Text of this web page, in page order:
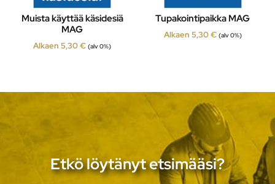
Muista käyttää käsidesiä
MAG
Alkaen5,30€ (alv 0%)
Tupakointipaikka MAG
Alkaen 5,30€ (alv 0%)
Etkö löytänyt etsimääsi?